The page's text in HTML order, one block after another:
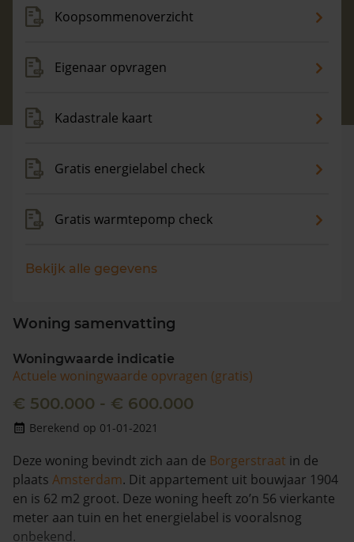
Koopsommenoverzicht
Eigenaar opvragen
Kadastrale kaart
Gratis energielabel check
Gratis warmtepomp check
Bekijk alle gegevens
Woning samenvatting
Woningwaarde indicatie
Actuele woningwaarde opvragen (gratis)
€ 500.000 - € 600.000
Berekend op 01-01-2021
Deze woning bevindt zich aan de Borgerstraat in de
plaats Amsterdam. Dit appartement uit bouwjaar 1904
en is 62 m2 groot. Deze woning heeft zo’n 56 vierkante
meter aan tuin en het energielabel is vooralsnog
onbekend.